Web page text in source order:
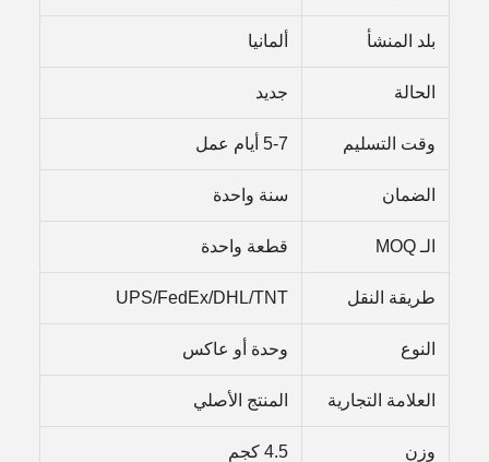
بلد المنشأ ألمانيا
الحالة جديد
وقت التسليم 5-7 أيام عمل
الضمان سنة واحدة
الـ MOQ قطعة واحدة
طريقة النقل UPS/FedEx/DHL/TNT
النوع وحدة أو عاكس
العلامة التجارية المنتج الأصلي
وزن 4.5 كجم